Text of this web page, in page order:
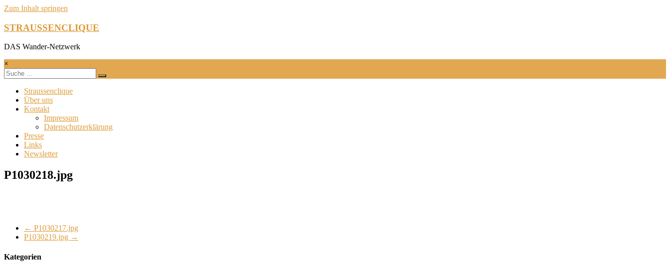
Zum Inhalt springen
STRAUSSENCLIQUE
DAS Wander-Netzwerk
×
Straussenclique
Über uns
Kontakt
Impressum
Datenschutzerklärung
Presse
Links
Newsletter
P1030218.jpg
← P1030217.jpg
P1030219.jpg →
Kategorien